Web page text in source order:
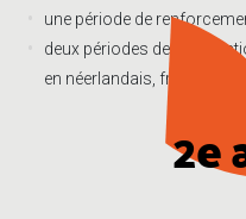
une période de
deux périodes de
en néerlandais, français,
2e